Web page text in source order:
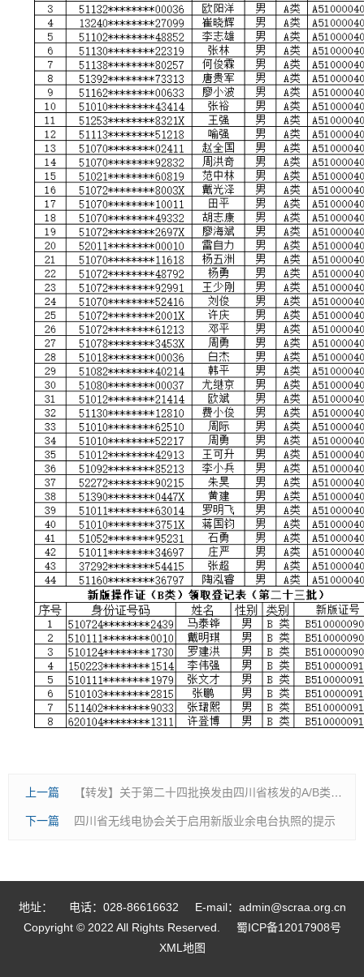
上一篇 【转发】关于第二十四批换发由四川省核发的A/B类业余电台操作证书的通知
四川省无线电协会关于启用新版业余电台执照的提示
下一篇
地址： 电话：028-86616632
E-mail：admin@scraa.org.cn
Copyright © 2022 All Rights Reserved.
蜀ICP备12017908号
XML地图